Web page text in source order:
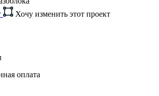
Хочу изменить этот проект
оплата